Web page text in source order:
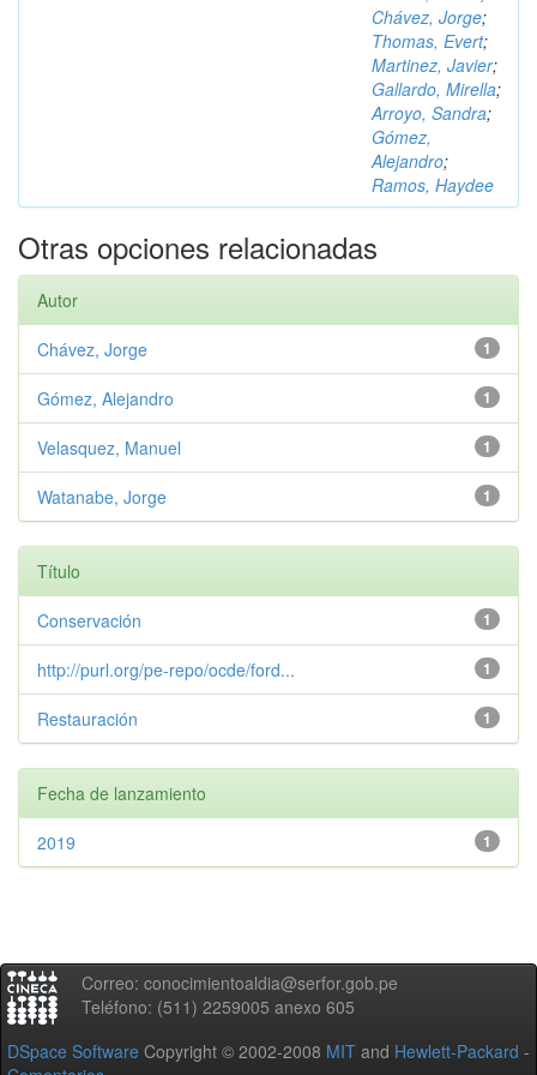
Chávez, Jorge;
Thomas, Evert;
Martinez, Javier;
Gallardo, Mirella;
Arroyo, Sandra;
Gómez,
Alejandro;
Ramos, Haydee
Otras opciones relacionadas
Autor
1
Chávez, Jorge
1
Gómez, Alejandro
1
Velasquez, Manuel
1
Watanabe, Jorge
Título
1
Conservación
1
http://purl.org/pe-repo/ocde/ford...
1
Restauración
Fecha de lanzamiento
1
2019
Correo: conocimientoaldia@serfor.gob.pe
Teléfono: (511) 2259005 anexo 605
DSpace Software Copyright © 2002-2008 MIT and Hewlett-Packard -